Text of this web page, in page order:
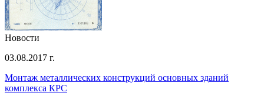
Новости
03.08.2017 г.
Монтаж металлических конструкций основных зданий
комплекса КРС